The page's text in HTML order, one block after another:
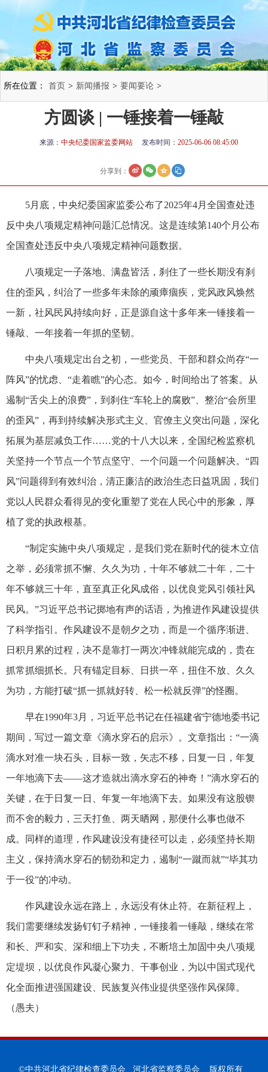
所在位置： 首页 > 新闻播报 > 要闻要论 >
方圆谈 | 一锤接着一锤敲
来源： 中央纪委国家监委网站 发布时间： 2025-06-06 08:45:00
分享到：
5月底，中央纪委国家监委公布了2025年4月全国查处违
反中央八项规定精神问题汇总情况。这是连续第140个月公布
全国查处违反中央八项规定精神问题数据。
八项规定一子落地、满盘皆活，刹住了一些长期没有刹
住的歪风，纠治了一些多年未除的顽瘴痼疾，党风政风焕然
一新，社风民风持续向好，正是源自这十多年来一锤接着一
锤敲、一年接着一年抓的坚韧。
中央八项规定出台之初，一些党员、干部和群众尚存“一
阵风”的忧虑、“走着瞧”的心态。如今，时间给出了答案。从
遏制“舌尖上的浪费”，到刹住“车轮上的腐败”、整治“会所里
的歪风”，再到持续解决形式主义、官僚主义突出问题，深化
拓展为基层减负工作……党的十八大以来，全国纪检监察机
关坚持一个节点一个节点坚守、一个问题一个问题解决。“四
风”问题得到有效纠治，清正廉洁的政治生态日益巩固，我们
党以人民群众看得见的变化重塑了党在人民心中的形象，厚
植了党的执政根基。
“制定实施中央八项规定，是我们党在新时代的徙木立信
之举，必须常抓不懈、久久为功，十年不够就二十年，二十
年不够就三十年，直至真正化风成俗，以优良党风引领社风
民风。”习近平总书记掷地有声的话语，为推进作风建设提供
了科学指引。作风建设不是朝夕之功，而是一个循序渐进、
日积月累的过程，决不是靠打一两次冲锋就能完成的，贵在
抓常抓细抓长。只有锚定目标、日拱一卒，扭住不放、久久
为功，方能打破“抓一抓就好转、松一松就反弹”的怪圈。
早在1990年3月，习近平总书记在任福建省宁德地委书记
期间，写过一篇文章《滴水穿石的启示》。文章指出：“一滴
滴水对准一块石头，目标一致，矢志不移，日复一日，年复
一年地滴下去——这才造就出滴水穿石的神奇！”滴水穿石的
关键，在于日复一日、年复一年地滴下去。如果没有这股锲
而不舍的毅力，三天打鱼、两天晒网，那便什么事也做不
成。同样的道理，作风建设没有捷径可以走，必须坚持长期
主义，保持滴水穿石的韧劲和定力，遏制“一蹴而就”“毕其功
于一役”的冲动。
作风建设永远在路上，永远没有休止符。在新征程上，
我们需要继续发扬钉钉子精神，一锤接着一锤敲，继续在常
和长、严和实、深和细上下功夫，不断培土加固中央八项规
定堤坝，以优良作风凝心聚力、干事创业，为以中国式现代
化全面推进强国建设、民族复兴伟业提供坚强作风保障。
（愚夫）
©中共河北省纪律检查委员会 河北省监察委员会 版权所有